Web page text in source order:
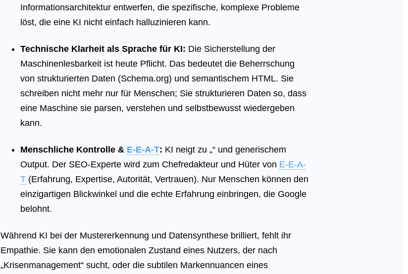
Informationsarchitektur entwerfen, die spezifische, komplexe Probleme
löst, die eine KI nicht einfach halluzinieren kann.
Technische Klarheit als Sprache für KI: Die Sicherstellung der
Maschinenlesbarkeit ist heute Pflicht. Das bedeutet die Beherrschung
von strukturierten Daten (Schema.org) und semantischem HTML. Sie
schreiben nicht mehr nur für Menschen; Sie strukturieren Daten so, dass
eine Maschine sie parsen, verstehen und selbstbewusst wiedergeben
kann.
Menschliche Kontrolle & E-E-A-T: KI neigt zu „“ und generischem
Output. Der SEO-Experte wird zum Chefredakteur und Hüter von E-E-A-
T(Erfahrung, Expertise, Autorität, Vertrauen). Nur Menschen können den
einzigartigen Blickwinkel und die echte Erfahrung einbringen, die Google
belohnt.
Während KI bei der Mustererkennung und Datensynthese brilliert, fehlt ihr
Empathie. Sie kann den emotionalen Zustand eines Nutzers, der nach
„Krisenmanagement“ sucht, oder die subtilen Markennuancen eines